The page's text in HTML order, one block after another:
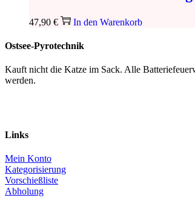
47,90 € In den Warenkorb
Ostsee-Pyrotechnik
Kauft nicht die Katze im Sack. Alle
werden.
Links
Mein Konto
Kategorisierung
Vorschießliste
Abholung